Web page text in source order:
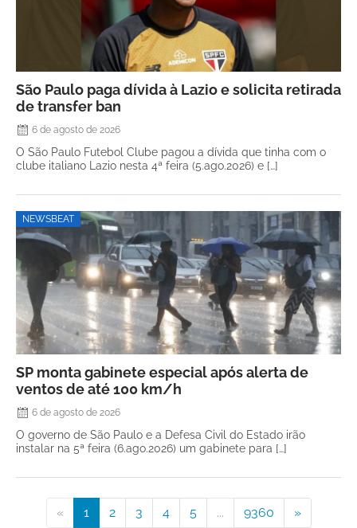
São Paulo paga dívida à Lazio e solicita retirada
de transfer ban
6 de agosto de 2026
O São Paulo Futebol Clube pagou a dívida que tinha com o
clube italiano Lazio nesta 4ª feira (5.ago.2026) e […]
NEWSBEAT
SP monta gabinete especial após alerta de
ventos de até 100 km/h
6 de agosto de 2026
O governo de São Paulo e a Defesa Civil do Estado irão
instalar na 5ª feira (6.ago.2026) um gabinete para […]
« 1 2 3 4 5 ... 9360 »